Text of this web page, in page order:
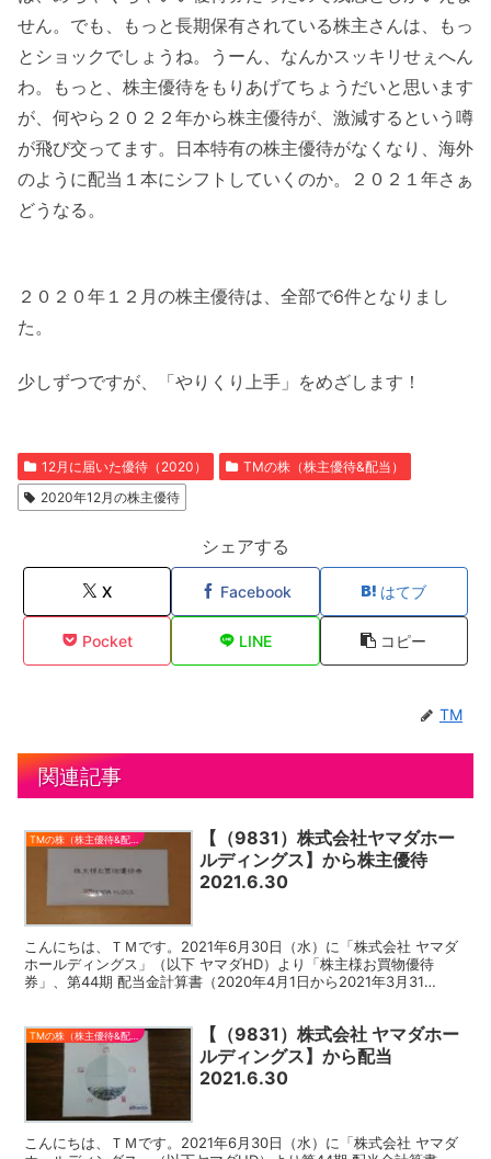
せん。でも、もっと長期保有されている株主さんは、もっ
とショックでしょうね。うーん、なんかスッキリせぇへん
わ。もっと、株主優待をもりあげてちょうだいと思います
が、何やら２０２２年から株主優待が、激減するという噂
が飛び交ってます。日本特有の株主優待がなくなり、海外
のように配当１本にシフトしていくのか。２０２１年さぁ
どうなる。
２０２０年１２月の株主優待は、全部で6件となりまし
た。
少しずつですが、「やりくり上手」をめざします！
12月に届いた優待（2020）
TMの株（株主優待&配当）
2020年12月の株主優待
シェアする
X Facebook はてブ
Pocket LINE コピー
TM
関連記事
【（9831）株式会社ヤマダホー
ルディングス】から株主優待
2021.6.30
こんにちは、ＴＭです。2021年6月30日（水）に「株式会社 ヤマダ
ホールディングス」（以下 ヤマダHD）より「株主様お買物優待
券」、第44期 配当金計算書（2020年4月1日から2021年3月31
【（9831）株式会社 ヤマダホー
ルディングス】から配当
2021.6.30
こんにちは、ＴＭです。2021年6月30日（水）に「株式会社 ヤマダ